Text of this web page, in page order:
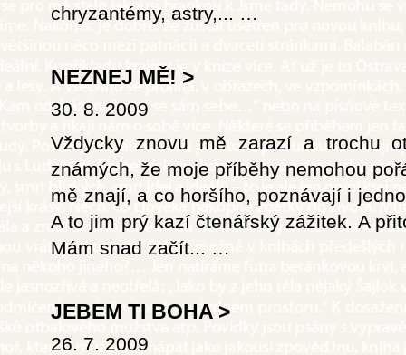
chryzantémy, astry,... …
NEZNEJ MĚ! >
30. 8. 2009
Vždycky znovu mě zarazí a trochu
známých, že moje příběhy nemohou
mě znají, a co horšího, poznávají i
A to jim prý kazí čtenářský zážitek. A
Mám snad začít... …
JEBEM TI BOHA >
26. 7. 2009